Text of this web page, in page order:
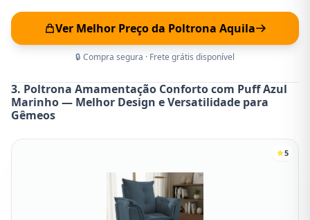
Ver Melhor Preço da Poltrona Aquila
🔒 Compra segura · Frete grátis disponível
3. Poltrona Amamentação Conforto com Puff Azul
Marinho — Melhor Design e Versatilidade para
Gêmeos
5